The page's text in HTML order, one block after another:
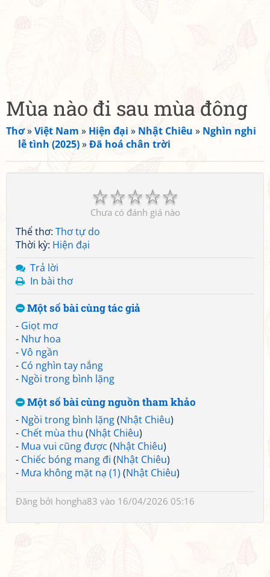
Mùa nào đi sau mùa đông
Thơ»Việt Nam » Hiện đại » Nhật Chiêu » Nghìn nghi
lễ tình (2025)»Đã hoá chân trời
☆
☆
☆
☆
☆
Chưa có đánh giá nào
Thể thơ: Thơ tự do
Thời kỳ: Hiện đại
Trả lời
In bài thơ
Một số bài cùng tác giả
- Giọt mơ
- Như hoa
-Vô ngần
- Có nghìn tay nắng
- Ngồi trong bình lặng
Một số bài cùng nguồn tham khảo
- Ngồi trong bình lặng(Nhật Chiêu)
- Chết mùa thu (Nhật Chiêu)
- Mua vui cũng được (Nhật Chiêu)
- Chiếc bóng mang đi (Nhật Chiêu)
- Mưa không mặt nạ (1) (Nhật Chiêu)
Đăng bởi hongha83 vào 16/04/2026 05:16